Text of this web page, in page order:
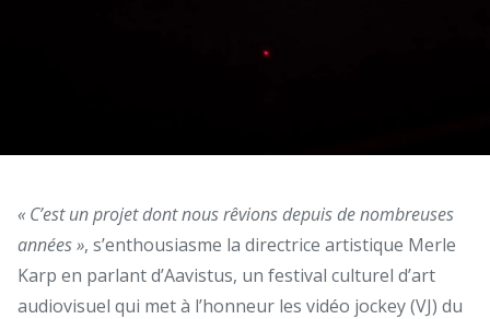
« C’est un projet dont nous rêvions depuis de nombreuses
années », s’enthousiasme la directrice artistique Merle
Karp en parlant d’Aavistus, un festival culturel d’art
audiovisuel qui met à l’honneur les vidéo jockey (VJ) du